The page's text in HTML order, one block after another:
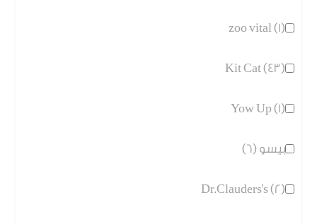
zoo vital (1)
Kit Cat (43)
Yow Up (1)
بيسو (6)
Dr.Clauders's (2)